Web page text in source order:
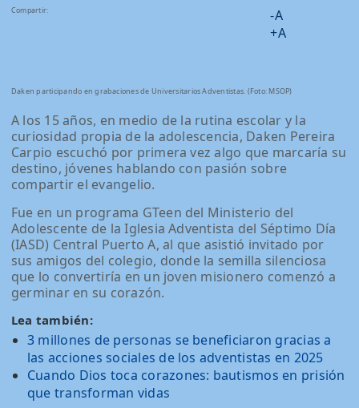
Compartir:
-A
+A
Daken participando en grabaciones de Universitarios Adventistas. (Foto: MSOP)
A los 15 años, en medio de la rutina escolar y la
curiosidad propia de la adolescencia, Daken Pereira
Carpio escuchó por primera vez algo que marcaría su
destino, jóvenes hablando con pasión sobre
compartir el evangelio.
Fue en un programa GTeen del Ministerio del
Adolescente de la Iglesia Adventista del Séptimo Día
(IASD) Central Puerto A, al que asistió invitado por
sus amigos del colegio, donde la semilla silenciosa
que lo convertiría en un joven misionero comenzó a
germinar en su corazón.
Lea también:
3 millones de personas se beneficiaron gracias a
las acciones sociales de los adventistas en 2025
Cuando Dios toca corazones: bautismos en prisión
que transforman vidas